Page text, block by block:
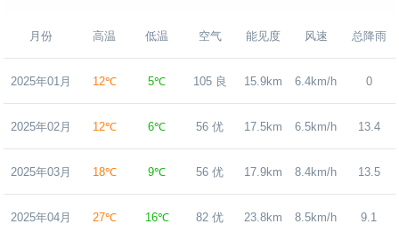
月份 高温 低温 空气 能见度 风速 总降雨
2025年01月 12℃ 5℃ 105 良 15.9km 6.4km/h 0
2025年02月 12℃ 6℃ 56 优 17.5km 6.5km/h 13.4
2025年03月 18℃ 9℃ 56 优 17.9km 8.4km/h 13.5
2025年04月 27℃ 16℃ 82 优 23.8km 8.5km/h 9.1